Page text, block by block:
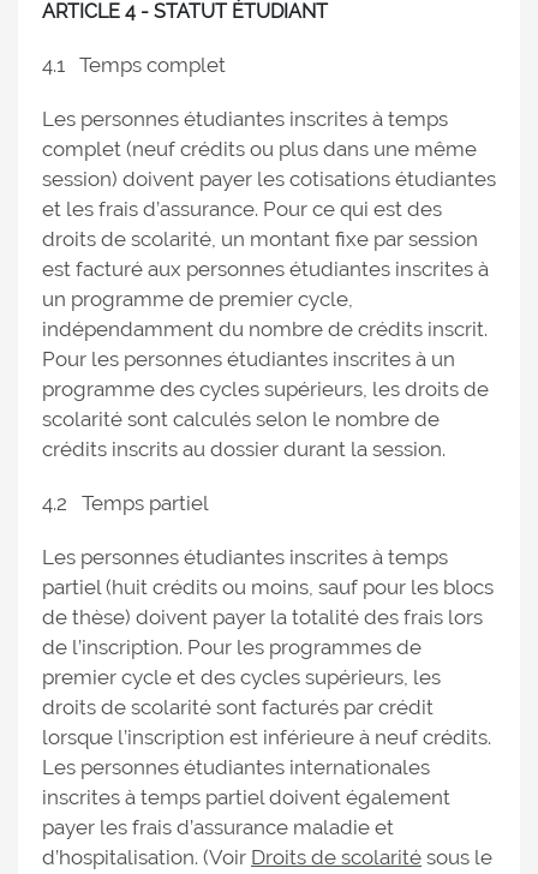
ARTICLE 4 - STATUT ÉTUDIANT
4.1 Temps complet
Les personnes étudiantes inscrites à temps
complet (neuf crédits ou plus dans une même
session) doivent payer les cotisations étudiantes
et les frais d’assurance. Pour ce qui est des
droits de scolarité, un montant fixe par session
est facturé aux personnes étudiantes inscrites à
un programme de premier cycle,
indépendamment du nombre de crédits inscrit.
Pour les personnes étudiantes inscrites à un
programme des cycles supérieurs, les droits de
scolarité sont calculés selon le nombre de
crédits inscrits au dossier durant la session.
4.2 Temps partiel
Les personnes étudiantes inscrites à temps
partiel (huit crédits ou moins, sauf pour les blocs
de thèse) doivent payer la totalité des frais lors
de l’inscription. Pour les programmes de
premier cycle et des cycles supérieurs, les
droits de scolarité sont facturés par crédit
lorsque l’inscription est inférieure à neuf crédits.
Les personnes étudiantes internationales
inscrites à temps partiel doivent également
payer les frais d’assurance maladie et
d’hospitalisation. (Voir Droits de scolarité sous le